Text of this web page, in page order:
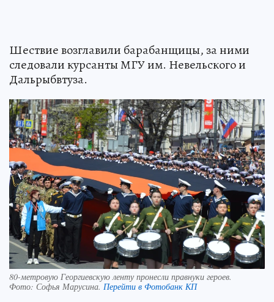
Шествие возглавили барабанщицы, за ними
следовали курсанты МГУ им. Невельского и
Дальрыбвтуза.
80-метровую Георгиевскую ленту пронесли правнуки героев.
Фото: Софья Марусина. Перейти в Фотобанк КП